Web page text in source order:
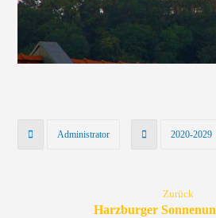
Administrator 2020-2029
Zurück
Harzburger